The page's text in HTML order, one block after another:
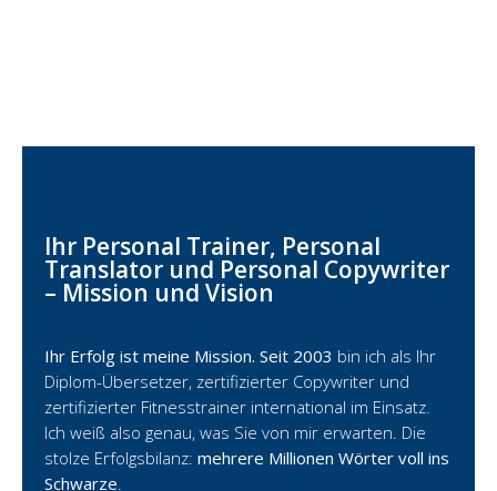
Ihr Personal Trainer, Personal
Translator und Personal Copywriter
– Mission und Vision
Ihr Erfolg ist meine Mission. Seit 2003 bin ich als Ihr
Diplom-Übersetzer, zertifizierter Copywriter und
zertifizierter Fitnesstrainer international im Einsatz.
Ich weiß also genau, was Sie von mir erwarten. Die
stolze Erfolgsbilanz: mehrere Millionen Wörter voll ins
Schwarze